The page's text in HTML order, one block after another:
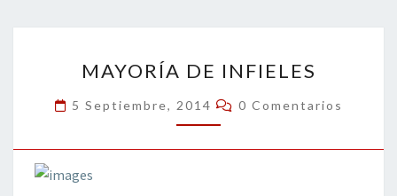
DE
INFIELES
MAYORÍA DE INFIELES
5 Septiembre, 2014 Comentarios
0 Comentarios